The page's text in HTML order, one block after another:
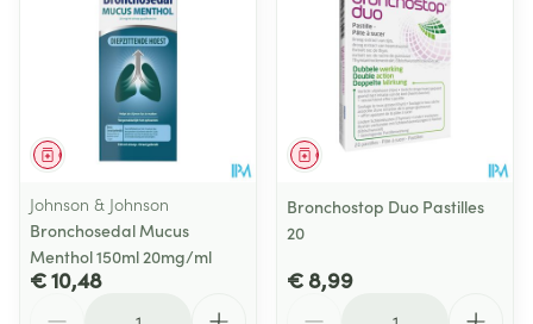
Geneesmiddel
Johnson & Johnson
Bronchosedal Mucus
Menthol 150ml 20mg/ml
€ 10,48
Geneesmiddel
Bronchostop Duo Pastilles
20
€ 8,99